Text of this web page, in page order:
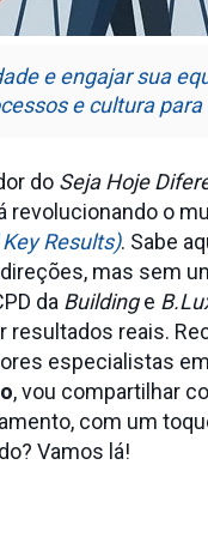
e engajar sua
e cultura
do Seja Hoje
o
Results). Sabe
mas sem
da Buildinge
reais.
especialistas
, vou compartilhar
com um
Vamos lá!